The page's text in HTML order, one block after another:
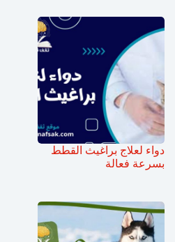
دواء لعلاج براغيث القطط
بسرعة فعالة